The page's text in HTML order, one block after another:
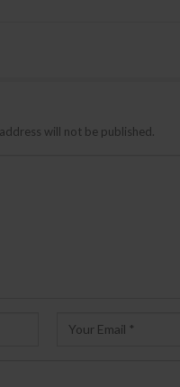
will not be published.